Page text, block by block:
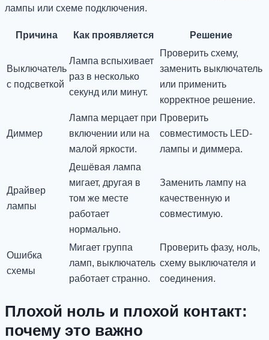
лампы или схеме подключения.
Причина Как проявляется Решение
Выключатель
с подсветкой
Лампа вспыхивает
раз в несколько
секунд или минут.
Проверить схему,
заменить выключатель
или применить
корректное решение.
Диммер
Лампа мерцает при
включении или на
малой яркости.
Проверить
совместимость LED-
лампы и диммера.
Драйвер
лампы
Дешёвая лампа
мигает, другая в
том же месте
работает
нормально.
Заменить лампу на
качественную и
совместимую.
Ошибка
схемы
Мигает группа
ламп, выключатель
работает странно.
Проверить фазу, ноль,
схему выключателя и
соединения.
Плохой ноль и плохой контакт:
почему это важно